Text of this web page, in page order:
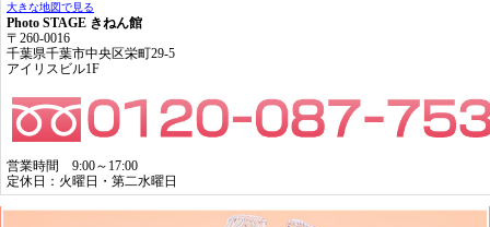
大きな地図で見る
Photo STAGE きねん館
〒260-0016
千葉県千葉市中央区栄町29-5
アイリスビル1F
営業時間 9:00～17:00
定休日：火曜日・第二水曜日